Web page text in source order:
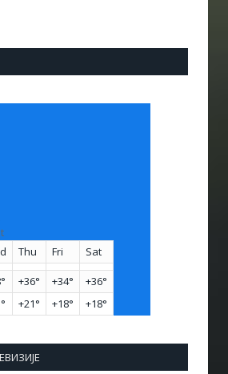
Thu Fri Sat
+36° +34° +36°
+21° +18° +18°